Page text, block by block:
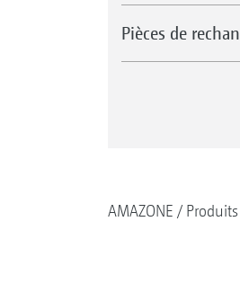
Pièces de
AMAZONE